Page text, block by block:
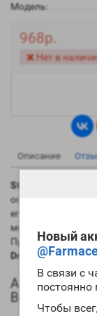
Новый
В связи с
Чтобы
Модель:
968р.
Нет в
Описание
Stanabol 100
основных
его помощью при
можно набирать
Препарат весьма
Dragon
British Dragon